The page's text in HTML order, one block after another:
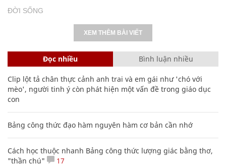
ĐỜI SỐNG
XEM THÊM BÀI VIẾT
Đọc nhiều Bình luận nhiều
Clip lột tả chân thực cảnh anh trai và em gái như 'chó với
mèo', người tinh ý còn phát hiện một vấn đề trong giáo dục
con
Bảng công thức đạo hàm nguyên hàm cơ bản cần nhớ
Cách học thuộc nhanh Bảng công thức lượng giác bằng thơ,
"thần chú"
17